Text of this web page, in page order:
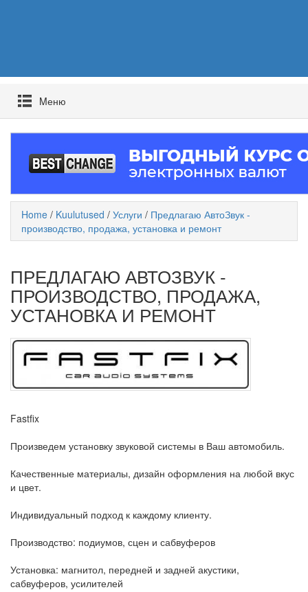
Mеню
Home / Kuulutused / Услуги / Предлагаю АвтоЗвук -
производство, продажа, установка и ремонт
ПРЕДЛАГАЮ АВТОЗВУК -
ПРОИЗВОДСТВО, ПРОДАЖА,
УСТАНОВКА И РЕМОНТ
Fastfix
Произведем установку звуковой системы в Ваш автомобиль.
Качественные материалы, дизайн оформления на любой вкус
и цвет.
Индивидуальный подход к каждому клиенту.
Производство: подиумов, сцен и сабвуферов
Установка: магнитол, передней и задней акустики,
сабвуферов, усилителей